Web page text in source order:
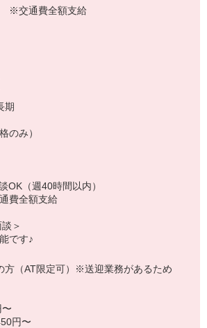
※交通費全額支給
期
のみ）
（週40時間以内）
費全額支給
＞
です♪
方（AT限定可）※送迎業務があるため
円〜